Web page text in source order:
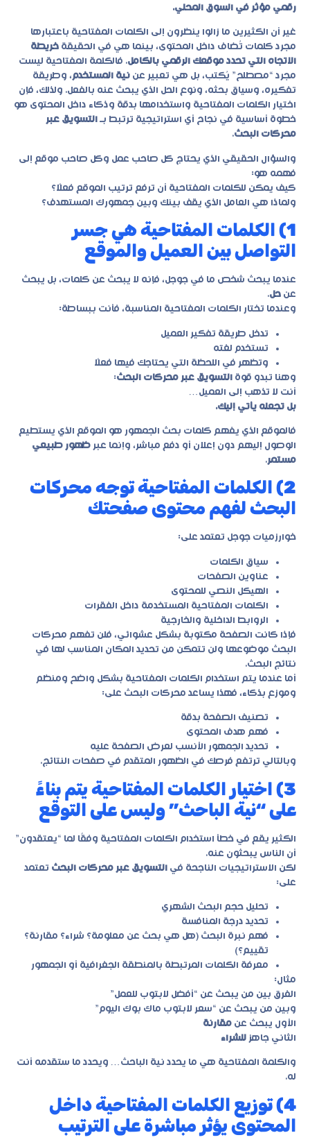
رقمي مؤثر في السوق المحلي.
غير أن الكثيرين ما زالوا ينظرون إلى الكلمات المفتاحية باعتبارها
مجرد كلمات تُضاف داخل المحتوى، بينما هي في الحقيقة خريطة
الاتجاه التي تحدد موقعك الرقمي بالكامل. فالكلمة المفتاحية ليست
مجرد “مصطلح” يُكتب، بل هي تعبير عن نية المستخدم، وطريقة
تفكيره، وسياق بحثه، ونوع الحل الذي يبحث عنه بالفعل. ولذلك، فإن
اختيار الكلمات المفتاحية واستخدامها بدقة وذكاء داخل المحتوى هو
خطوة أساسية في نجاح أي استراتيجية ترتبط بـ التسويق عبر
محركات البحث.
والسؤال الحقيقي الذي يحتاج كل صاحب عمل وكل صاحب موقع إلى
فهمه هو:
كيف يمكن للكلمات المفتاحية أن ترفع ترتيب الموقع فعلًا؟
ولماذا هي العامل الذي يقف بينك وبين جمهورك المستهدف؟
1) الكلمات المفتاحية هي جسر
التواصل بين العميل والموقع
عندما يبحث شخص ما في جوجل، فإنه لا يبحث عن كلمات، بل يبحث
عن حل.
وعندما تختار الكلمات المفتاحية المناسبة، فأنت ببساطة:
تدخل طريقة تفكير العميل
تستخدم لغته
وتظهر في اللحظة التي يحتاجك فيها فعلًا
وهنا تبدو قوة التسويق عبر محركات البحث:
أنت لا تذهب إلى العميل…
بل تجعله يأتي إليك.
فالموقع الذي يفهم كلمات بحث الجمهور هو الموقع الذي يستطيع
الوصول إليهم دون إعلان أو دفع مباشر، وإنما عبر ظهور طبيعي
مستمر.
2) الكلمات المفتاحية توجه محركات
البحث لفهم محتوى صفحتك
خوارزميات جوجل تعتمد على:
سياق الكلمات
عناوين الصفحات
الهيكل النصي للمحتوى
الكلمات المفتاحية المستخدمة داخل الفقرات
الروابط الداخلية والخارجية
فإذا كانت الصفحة مكتوبة بشكل عشوائي، فلن تفهم محركات
البحث موضوعها ولن تتمكن من تحديد المكان المناسب لها في
نتائج البحث.
أما عندما يتم استخدام الكلمات المفتاحية بشكل واضح ومنظم
وموزع بذكاء، فهذا يساعد محركات البحث على:
تصنيف الصفحة بدقة
فهم هدف المحتوى
تحديد الجمهور الأنسب لعرض الصفحة عليه
وبالتالي ترتفع فرصك في الظهور المتقدم في صفحات النتائج.
3) اختيار الكلمات المفتاحية يتم بناءً
على “نية الباحث” وليس على التوقع
الكثير يقع في خطأ استخدام الكلمات المفتاحية وفقًا لما “يعتقدون”
أن الناس يبحثون عنه.
لكن الاستراتيجيات الناجحة في التسويق عبر محركات البحث تعتمد
على:
تحليل حجم البحث الشهري
تحديد درجة المنافسة
فهم نبرة البحث (هل هي بحث عن معلومة؟ شراء؟ مقارنة؟
تقييم؟)
معرفة الكلمات المرتبطة بالمنطقة الجغرافية أو الجمهور
مثال:
الفرق بين من يبحث عن “أفضل لابتوب للعمل”
وبين من يبحث عن “سعر لابتوب ماك بوك اليوم”
الأول يبحث عن مقارنة
الثاني جاهز للشراء
والكلمة المفتاحية هي ما يحدد نية الباحث… ويحدد ما ستقدمه أنت
له.
4) توزيع الكلمات المفتاحية داخل
المحتوى يؤثر مباشرة على الترتيب